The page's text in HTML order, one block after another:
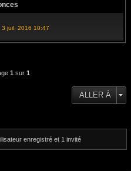
3 juil. 2016 10:47
1 sur 1
ALLER À
enregistré et 1 invité